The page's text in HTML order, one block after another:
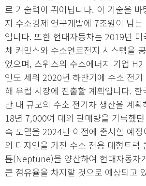
로 기술력이 뛰어납니다. 이 기술을
지 수소경제 연구개발에 7조원이 넘는
입니다. 또한 현대자동차는 2019년 미
체 커민스와 수소연료전지 시스템을
었으며, 스위스의 수소에너지 기업 H2
인도 세워 2020년 하반기에 수소 전
해 유럽 시장에 진출할 계획입니다.
만 대 규모의 수소 전기차 생산을 계
18년 7,000여 대의 판매량을 기록했
속 모델을 2024년 이전에 출시할 예정
의 디자인을 가진 수소 전용 대형트럭
튠(Neptune)을 양산하여 현대자동차
큰 점유율을 차지할 것으로 예상되고